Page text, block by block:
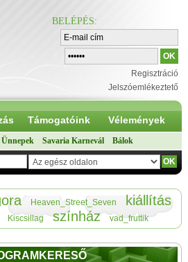
BELÉPÉS:
Regisztráció
Jelszóemlékeztető
Támogatóink Vélemények
Ünnepek Savaria Karnevál Bálok
Heaven_Street_Seven kiállítás
Kiscsillag színház vad_fruttik